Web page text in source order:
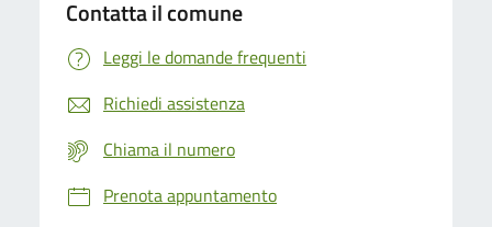
Contatta il comune
Leggi le domande frequenti
Richiedi assistenza
Chiama il numero
Prenota appuntamento